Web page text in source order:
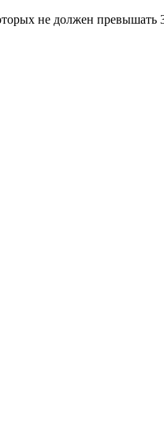
не должен превышать